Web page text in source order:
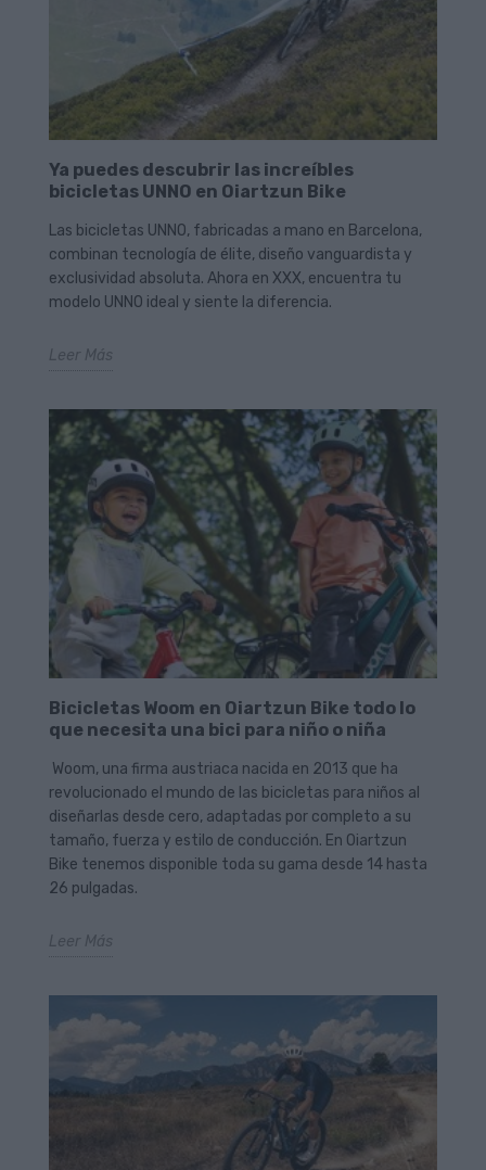
Ya puedes descubrir las increíbles
bicicletas UNNO en Oiartzun Bike
Las bicicletas UNNO, fabricadas a mano en Barcelona,
combinan tecnología de élite, diseño vanguardista y
exclusividad absoluta. Ahora en XXX, encuentra tu
modelo UNNO ideal y siente la diferencia.
Leer Más
Bicicletas Woom en Oiartzun Bike todo lo
que necesita una bici para niño o niña
Woom, una firma austriaca nacida en 2013 que ha
revolucionado el mundo de las bicicletas para niños al
diseñarlas desde cero, adaptadas por completo a su
tamaño, fuerza y estilo de conducción. En Oiartzun
Bike tenemos disponible toda su gama desde 14 hasta
26 pulgadas.
Leer Más